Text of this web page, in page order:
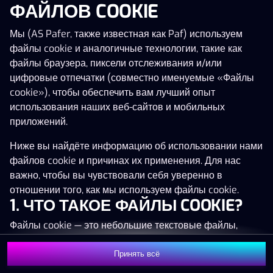
Нажми в любое место!
MEGA 1 352 044 €
MAJOR 88 404 €
MINOR 1 346 €Присоединиться
ФАЙЛОВ COOKIE
Мы (AS Pafer, также известная как Paf) используем
файлы cookie и аналогичные технологии, такие как
файлы браузера, пиксели отслеживания и/или
цифровые отпечатки (совместно именуемые «Файлы
cookie»), чтобы обеспечить вам лучший опыт
использования наших веб-сайтов и мобильных
приложений.
Ниже вы найдёте информацию об использовании нами
файлов cookie и причинах их применения. Для нас
важно, чтобы вы чувствовали себя уверенно в
отношении того, как мы используем файлы cookie.
1. ЧТО ТАКОЕ ФАЙЛЫ COOKIE?
Файлы cookie — это небольшие текстовые файлы,
которые сохраняются на вашем устройстве (например,
на компьютере, мобильном телефоне или планшете)
при посещении наших веб-сайтов. Размещение
Принять всё